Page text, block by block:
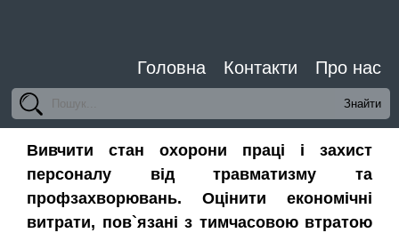
Головна Контакти Про нас
Вивчити стан охорони праці і захист
персоналу від травматизму та
профзахворювань. Оцінити економічні
витрати, пов`язані з тимчасовою втратою